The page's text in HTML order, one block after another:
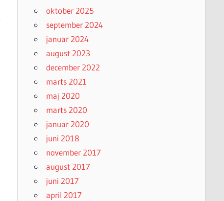
oktober 2025
september 2024
januar 2024
august 2023
december 2022
marts 2021
maj 2020
marts 2020
januar 2020
juni 2018
november 2017
august 2017
juni 2017
april 2017